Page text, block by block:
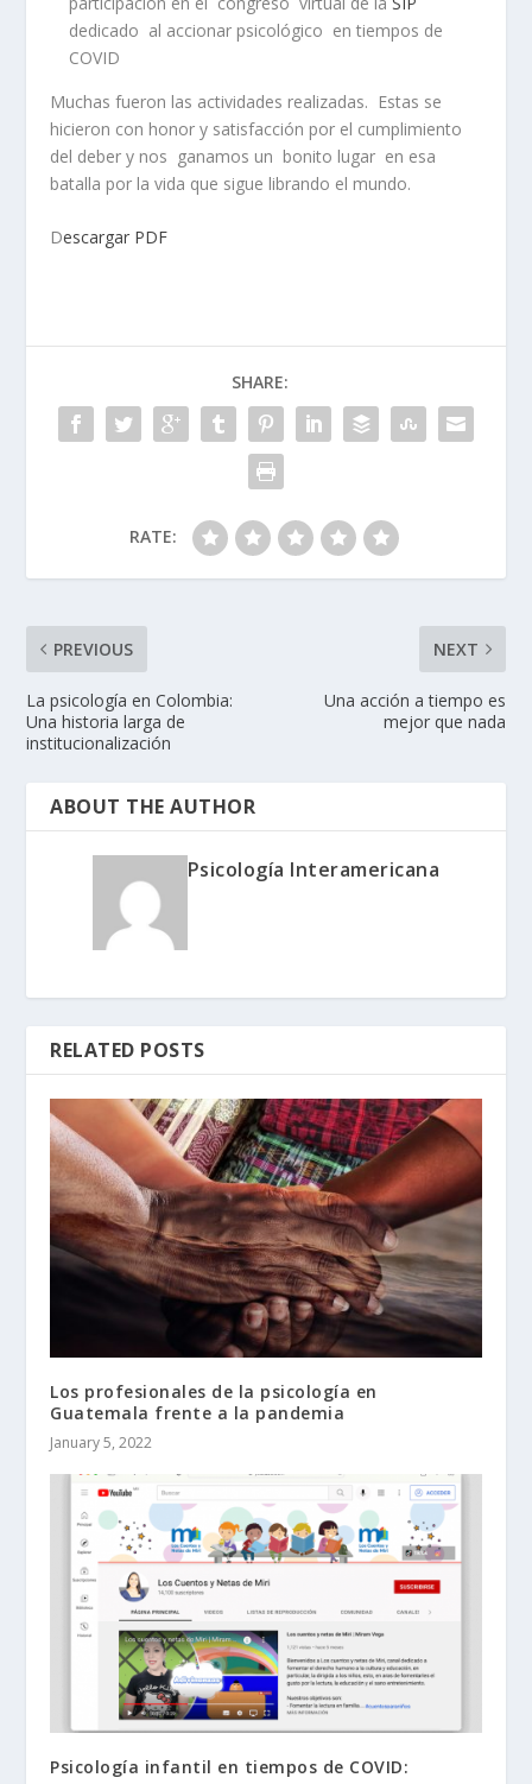
dedicado al accionar psicológico en tiempos de
COVID
Muchas fueron las actividades realizadas. Estas se
hicieron con honor y satisfacción por el cumplimiento
del deber y nos ganamos un bonito lugar en esa
batalla por la vida que sigue librando el mundo.
Descargar PDF
SHARE:
RATE:
PREVIOUS
La psicología en Colombia:
Una historia larga de
institucionalización
NEXT
Una acción a tiempo es
mejor que nada
ABOUT THE AUTHOR
Psicología Interamericana
RELATED POSTS
Los profesionales de la psicología en
Guatemala frente a la pandemia
January 5, 2022
Psicología infantil en tiempos de COVID: